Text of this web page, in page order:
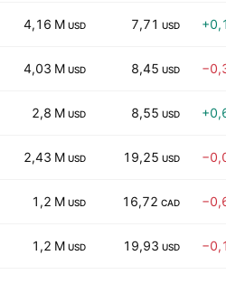
4,16 M USD 7,71 USD
4,03 M USD 8,45 USD
2,8 M USD 8,55 USD
2,43 M USD 19,25 USD
1,2 M USD 16,72 CAD
1,2 M USD 19,93 USD